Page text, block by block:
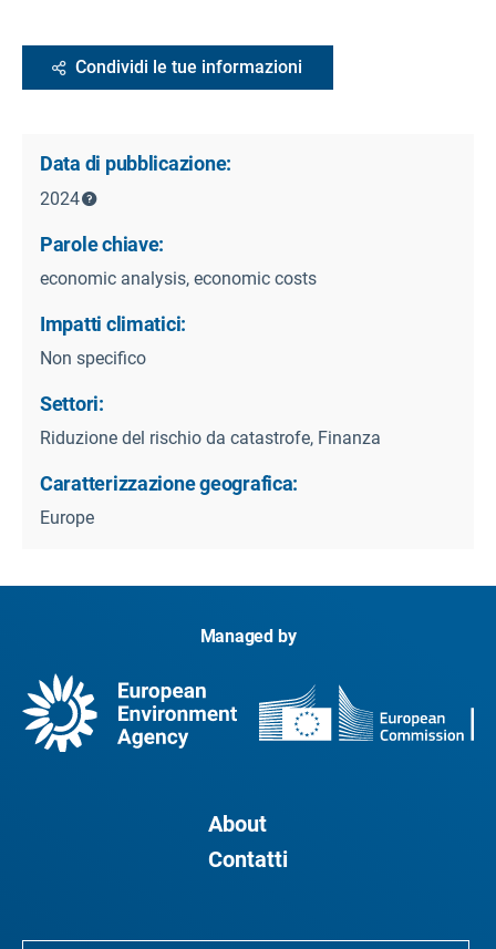
Condividi le tue informazioni
Data di pubblicazione:
2024
Parole chiave:
economic analysis, economic costs
Impatti climatici:
Non specifico
Settori:
Riduzione del rischio da catastrofe, Finanza
Caratterizzazione geografica:
Europe
Managed by
About
Contatti